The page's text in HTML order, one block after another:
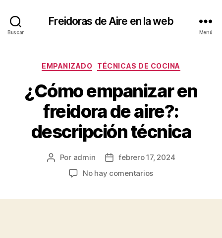
Buscar
Freidoras de Aire en la web
Menú
Categorías
EMPANIZADO TÉCNICAS DE COCINA
¿Cómo empanizar en
freidora de aire?:
descripción técnica
Autor
Por admin
Fechafebrero 17, 2024
No hay comentariosen